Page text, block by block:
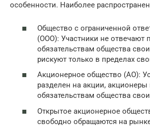
особенности. Наиболее
Общество с ограниченной
(ООО): Участники не отвечают
обязательствам общества
рискуют только в пределах
Акционерное общество (АО):
разделен на акции, акционеры
обязательствам общества
Открытое акционерное
свободно обращаются на